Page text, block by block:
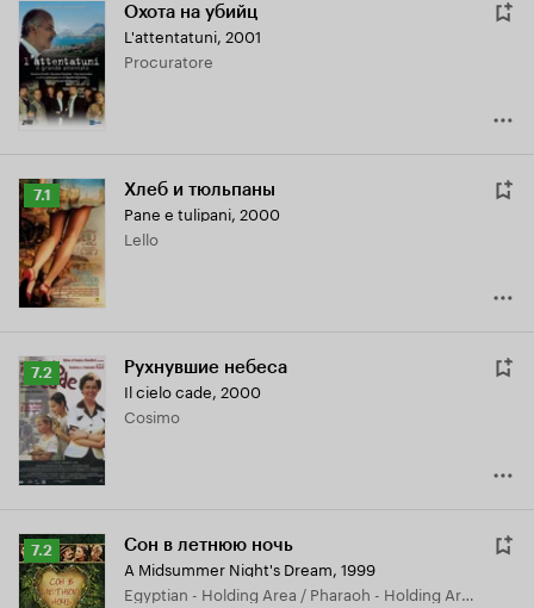
Охота на убийц
L'attentatuni, 2001
Procuratore
Рейтинг
Кинопоиска
7.1
7.1 Хлеб и тюльпаны
Pane e tulipani, 2000
Lello
Рейтинг
Кинопоиска
7.2
7.2 Рухнувшие небеса
Il cielo cade, 2000
Cosimo
Рейтинг
Кинопоиска
7.2
7.2 Сон в летнюю ночь
A Midsummer Night's Dream, 1999
Egyptian - Holding Area / Pharaoh - Holding Area